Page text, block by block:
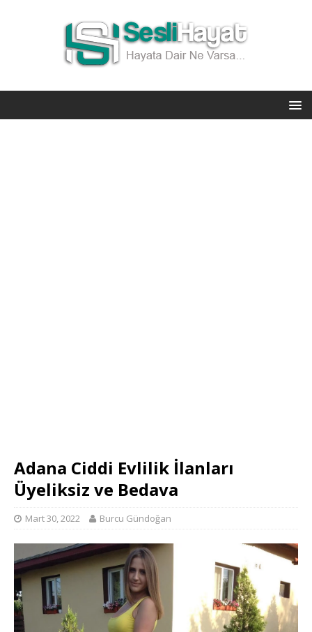
Adana Ciddi Evlilik İlanları
Üyeliksiz ve Bedava
Mart 30, 2022 Burcu Gündoğan